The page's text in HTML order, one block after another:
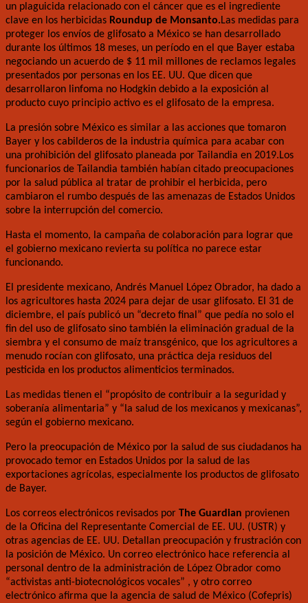
un plaguicida relacionado con el cáncer que es el ingrediente
clave en los herbicidas Roundup de Monsanto.Las medidas para
proteger los envíos de glifosato a México se han desarrollado
durante los últimos 18 meses, un período en el que Bayer estaba
negociando un acuerdo de $ 11 mil millones de reclamos legales
presentados por personas en los EE. UU. Que dicen que
desarrollaron linfoma no Hodgkin debido a la exposición al
producto cuyo principio activo es el glifosato de la empresa.
La presión sobre México es similar a las acciones que tomaron
Bayer y los cabilderos de la industria química para acabar con
una prohibición del glifosato planeada por Tailandia en 2019.Los
funcionarios de Tailandia también habían citado preocupaciones
por la salud pública al tratar de prohibir el herbicida, pero
cambiaron el rumbo después de las amenazas de Estados Unidos
sobre la interrupción del comercio.
Hasta el momento, la campaña de colaboración para lograr que
el gobierno mexicano revierta su política no parece estar
funcionando.
El presidente mexicano, Andrés Manuel López Obrador, ha dado a
los agricultores hasta 2024 para dejar de usar glifosato. El 31 de
diciembre, el país publicó un “decreto final” que pedía no solo el
fin del uso de glifosato sino también la eliminación gradual de la
siembra y el consumo de maíz transgénico, que los agricultores a
menudo rocían con glifosato, una práctica deja residuos del
pesticida en los productos alimenticios terminados.
Las medidas tienen el “propósito de contribuir a la seguridad y
soberanía alimentaria” y “la salud de los mexicanos y mexicanas”,
según el gobierno mexicano.
Pero la preocupación de México por la salud de sus ciudadanos ha
provocado temor en Estados Unidos por la salud de las
exportaciones agrícolas, especialmente los productos de glifosato
de Bayer.
Los correos electrónicos revisados ​​por The Guardian provienen
de la Oficina del Representante Comercial de EE. UU. (USTR) y
otras agencias de EE. UU. Detallan preocupación y frustración con
la posición de México. Un correo electrónico hace referencia al
personal dentro de la administración de López Obrador como
“activistas anti-biotecnológicos vocales” , y otro correo
electrónico afirma que la agencia de salud de México (Cofepris)